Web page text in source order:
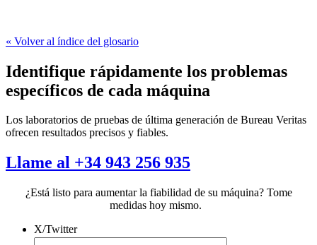
« Volver al índice del glosario
Identifique rápidamente los problemas
específicos de cada máquina
Los laboratorios de pruebas de última generación de Bureau Veritas
ofrecen resultados precisos y fiables.
Llame al +34 943 256 935
¿Está listo para aumentar la fiabilidad de su máquina? Tome
medidas hoy mismo.
X/Twitter